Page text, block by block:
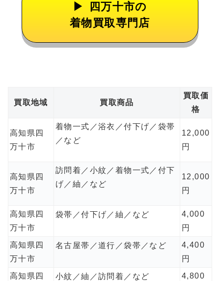
四万十市の
着物買取専門店
買取地域 買取商品
買取価
格
高知県四
万十市
着物一式／浴衣／付下げ／袋帯
／など
12,000
円
高知県四
万十市
訪問着／小紋／着物一式／付下
げ／紬／など
12,000
円
高知県四
万十市
袋帯／付下げ／紬／など
4,000
円
高知県四
万十市
名古屋帯／道行／袋帯／など
4,400
円
高知県四
小紋／紬／訪問着／など
4,800